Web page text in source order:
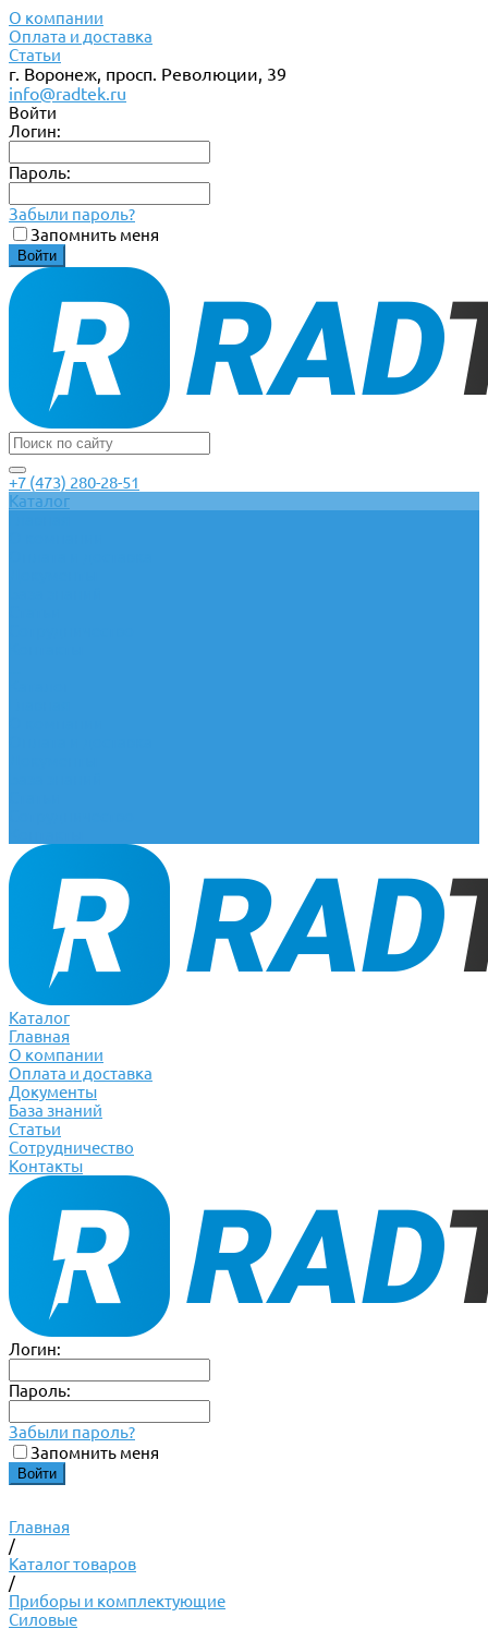
О компании
Оплата и доставка
Статьи
г. Воронеж, просп. Революции, 39
info@radtek.ru
Войти
Логин:
Пароль:
Забыли пароль?
Запомнить меня
+7 (473) 280-28-51
Каталог
Каталог
Главная
О компании
Оплата и доставка
Документы
База знаний
Статьи
Сотрудничество
Контакты
Логин:
Пароль:
Забыли пароль?
Запомнить меня
Главная
/
Каталог товаров
/
Приборы и комплектующие
Силовые